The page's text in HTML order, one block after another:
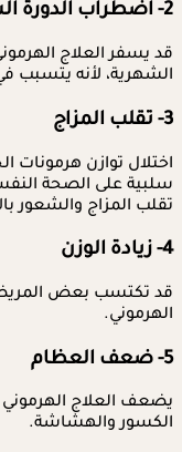
2- اضطراب الدورة الشهرية
قد يسفر العلاج
الشهرية، لأنه يتسبب
3- تقلب المزاج
اختلال توازن هرمونات
سلبية على الصحة
تقلب المزاج والشعور
4- زيادة الوزن
قد تكتسب بعض
الهرموني.
5- ضعف العظام
يضعف العلاج
الكسور والهشاشة.